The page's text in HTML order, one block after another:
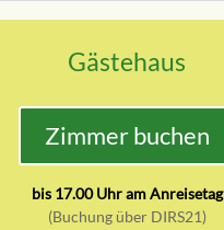
Gästehaus
Zimmer buchen
bis 17.00 Uhr am Anreisetag
(Buchung über DIRS21)